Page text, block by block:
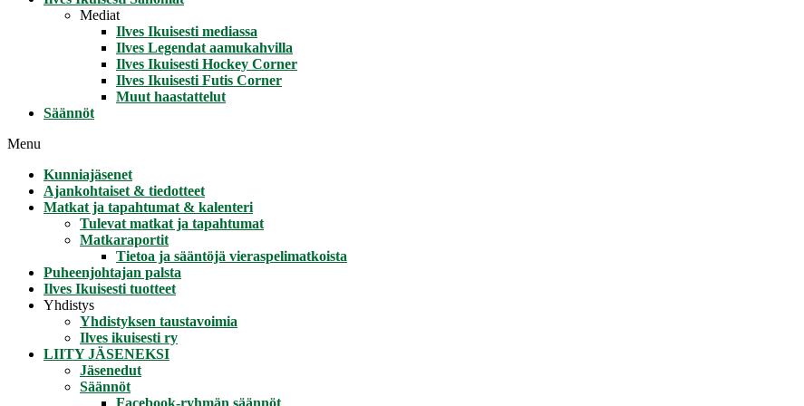
Mediat
Ilves Ikuisesti mediassa
Ilves Legendat aamukahvilla
Ilves Ikuisesti Hockey Corner
Ilves Ikuisesti Futis Corner
Muut haastattelut
Säännöt
Menu
Kunniajäsenet
Ajankohtaiset & tiedotteet
Matkat ja tapahtumat & kalenteri
Tulevat matkat ja tapahtumat
Matkaraportit
Tietoa ja sääntöjä vieraspelimatkoista
Puheenjohtajan palsta
Ilves Ikuisesti tuotteet
Yhdistys
Yhdistyksen taustavoimia
Ilves ikuisesti ry
LIITY JÄSENEKSI
Jäsenedut
Säännöt
Facebook-ryhmän säännöt